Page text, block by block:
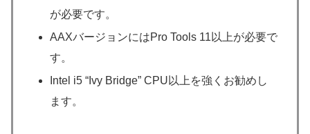
が必要です。
AAXバージョンにはPro Tools 11以上が必要で
す。
Intel i5 “Ivy Bridge” CPU以上を強くお勧めし
ます。